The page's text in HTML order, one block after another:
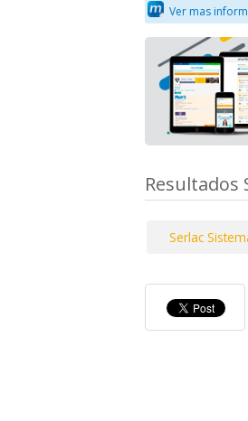
Ver mas
Resultados
Serlac